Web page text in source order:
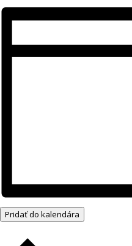
Pridať do kalendára